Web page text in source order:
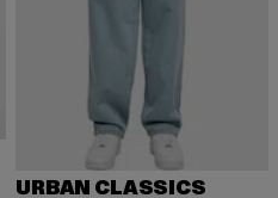
URBAN CLASSICS